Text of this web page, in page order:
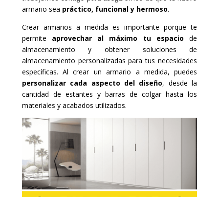
armario sea práctico, funcional y hermoso.
Crear armarios a medida es importante porque te
permite aprovechar al máximo tu espacio de
almacenamiento y obtener soluciones de
almacenamiento personalizadas para tus necesidades
específicas. Al crear un armario a medida, puedes
personalizar cada aspecto del diseño, desde la
cantidad de estantes y barras de colgar hasta los
materiales y acabados utilizados.